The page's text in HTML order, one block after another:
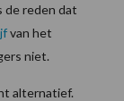
de reden dat
van het
niet.
alternatief.